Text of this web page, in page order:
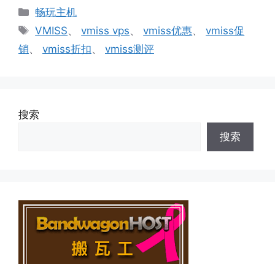
分
类
畅玩主机
标
签
VMISS、vmiss vps、vmiss优惠、vmiss促
销、 vmiss折扣、 vmiss测评
搜索
搜索